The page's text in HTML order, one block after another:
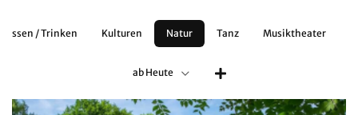
Essen / Trinken Kulturen Natur Tanz Musiktheater
ab Heute